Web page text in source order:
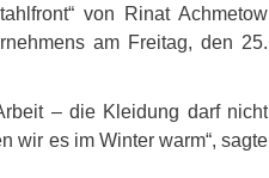
von Rinat Achmetow
am Freitag, den 25.
– die Kleidung darf nicht
wir es im Winter warm“, sagte